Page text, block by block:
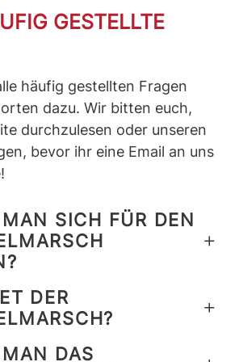
GESTELLTE
häufig gestellten Fragen
dazu. Wir bitten euch,
durchzulesen oder unseren
bevor ihr eine Email an uns
SICH FÜR DEN
Anmeldung startet meist
Das genaue Datum
bekannt gegeben. Der
DER
DAS